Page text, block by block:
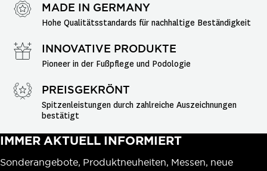
MADE IN GERMANY
Hohe Qualitätsstandards für nachhaltige Beständigkeit
INNOVATIVE PRODUKTE
Pioneer in der Fußpflege und Podologie
PREISGEKRÖNT
Spitzenleistungen durch zahlreiche Auszeichnungen
bestätigt
IMMER AKTUELL INFORMIERT
Sonderangebote, Produktneuheiten, Messen, neue